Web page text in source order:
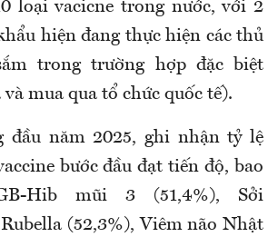
loại vacicne trong nước, với 2
hiện đang thực hiện các thủ
trong trường hợp đặc biệt
mua qua tổ chức quốc tế).
đầu năm 2025, ghi nhận tỷ lệ
bước đầu đạt tiến độ, bao
Hib mũi 3 (51,4%), Sởi
(52,3%), Viêm não Nhật